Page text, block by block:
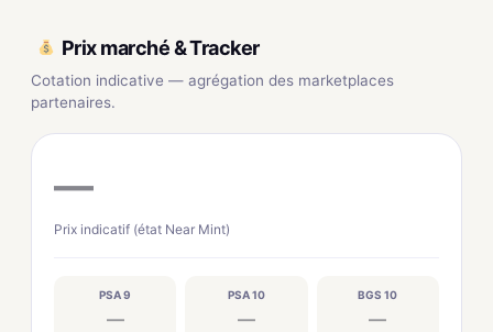
Prix marché & Tracker
Cotation indicative — agrégation des marketplaces
partenaires.
—
Prix indicatif (état Near Mint)
PSA 9
—
PSA 10
—
BGS 10
—